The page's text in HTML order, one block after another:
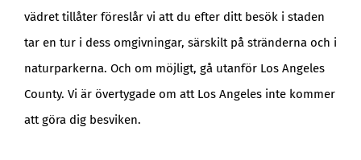
vädret tillåter föreslår vi att du efter ditt besök i staden
tar en tur i dess omgivningar, särskilt på stränderna och i
naturparkerna. Och om möjligt, gå utanför Los Angeles
County. Vi är övertygade om att Los Angeles inte kommer
att göra dig besviken.